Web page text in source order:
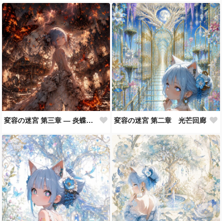
変容の迷宮 第三章 ― 炎蝶舞踏会 ― 変容の迷宮 第二章 光芒回廊